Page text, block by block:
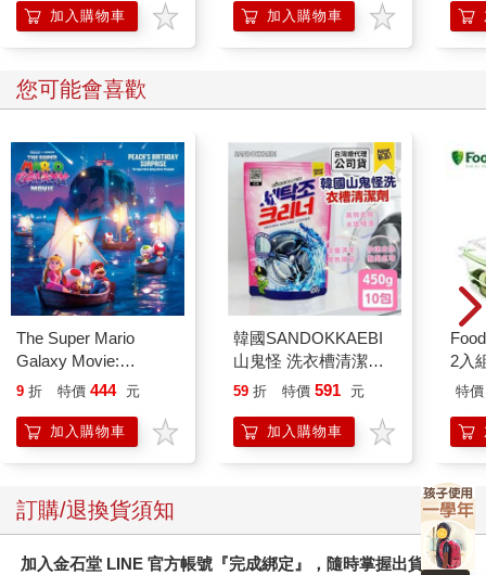
狀況就更差了。最常看到他的樣子是無精打采地坐在電視前，整
間屋子亂七八糟，他根本不曉得該拿其餘的時間怎麼辦。他一半
坡。
襲來，他會問我：「為什麼是現在？」彷彿陰鬱情緒是突如其來
地出現。隨後，他會哀怨地問：「喜悅什麼時候才會來？」彷彿
喜悅是耶誕老人或救世主。在伍迪‧艾倫的電影裡，這種情況會很
搞笑；但在現實生活中，卻是個正在成形的災難。
儘管他的狀況如此，我還是不願意開抗憂鬱劑給他。他先是發牢
騷，而後開始懇求。但我不為所動，原因就在於他對藥物抱持的
態度，和一開始引發憂鬱的心態如出一轍。雖說如此，如果精神
科醫師建議你服藥，你就應該認真考慮，有時候實際狀況會比看
起來還要更糟糕。然而，喬的狀況不是這樣，他在為自己的人生
編織幻境，只要他肯坦誠面對幻境，從那一刻起，他就會好轉。
簡單來說，他認為自己可以透過外在活動來調節情緒和動力，他
希望藉由外在事物（例如酒精、學生的稱讚、名聲等）讓自己處
於正面的狀態。他會回想大學時期交往的女友，當時兩人的關係
充滿激情又極度不穩定，他很想知道自己什麼時候可以再像當初
那樣「墜入愛河」。愛是另一件可以讓他快樂的事物，他顯然也
是以同樣的眼光看待百憂解。
加入購物車 加入購物車
您可能會喜歡
The Super Mario
Galaxy Movie:
Peach`s Birthday
Mario Galaxy Movie
Storybook
9 折 特價 444 元
加入購物車
韓國SANDOKKAEBI
山鬼怪 洗衣槽清潔劑
450公克-10包組
59 折 特價 591 元
加入購物車
2入
特價
訂購/退換貨須知
加入金石堂 LINE 官方帳號『完成綁定』，隨時掌握出貨動